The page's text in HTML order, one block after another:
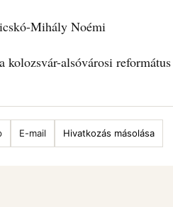
Noémi
kolozsvár-alsóvárosi
E-mail Hivatkozás másolása